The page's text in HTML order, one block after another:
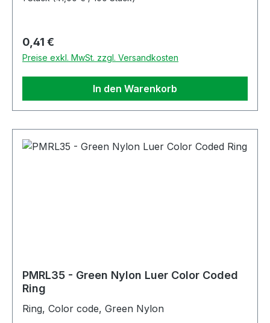
Regulärer Preis:
0,41 €
Preise exkl. MwSt. zzgl. Versandkosten
In den Warenkorb
PMRL35 - Green Nylon Luer Color Coded
Ring
Ring, Color code, Green Nylon